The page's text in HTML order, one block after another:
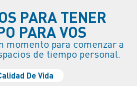
PARA TENER
PARA VOS
momento para comenzar a
de tiempo personal.
De Vida